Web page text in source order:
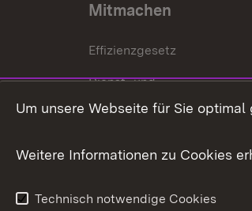
Mitmachen
Effizienzgesetz
Dienst- und
Versorgungsbezüge
Weitere
Um unsere Webseite für Sie
Weitere Informationen zu Cookies
Technisch notwendige Cookies